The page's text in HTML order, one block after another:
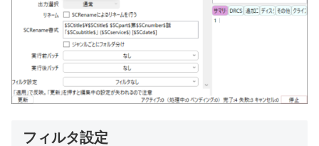
フィルタ設定